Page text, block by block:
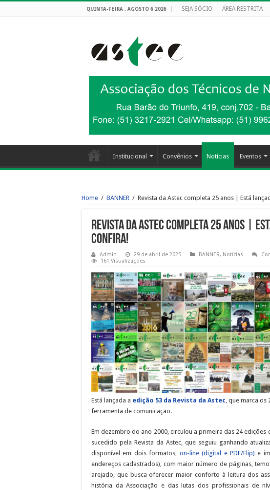
QUINTA-FEIRA , AGOSTO 6 2026 SEJA SÓCIO ÁREA RESTRITA
Institucional Convênios Notícias Eventos
Home / BANNER / Revista da Astec completa 25 anos | Está
Revista da Astec completa 25 anos |
Confira!
Admin 29 de abril de 2025 BANNER, Notícias
161 Visualizações
Está lançada a edição 53 da Revista da Astec, que marca os
ferramenta de comunicação.
Em dezembro do ano 2000, circulou a primeira das 24 edições
sucedido pela Revista da Astec, que seguiu ganhando
disponível em dois formatos, on-line (digital e PDF/Flip) e
endereços cadastrados), com maior número de páginas,
arejado, que busca oferecer maior conforto à leitura dos
história da Associação e das lutas dos profissionais de